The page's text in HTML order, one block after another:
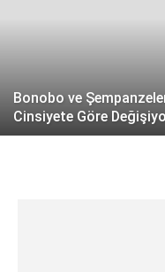
Bonobo ve
Cinsiyete Göre